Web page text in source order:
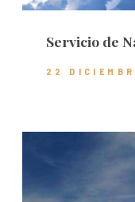
Servicio de
22